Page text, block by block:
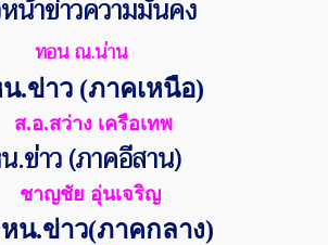
น้าข่าวความมั่นคง
ทอน ณ.น่าน
.ข่าว (ภาคเหนือ)
ส.อ.สว่าง เครือเทพ
.ข่าว (ภาคอีสาน)
ชาญชัย อุ่นเจริญ
หน.ข่าว(ภาคกลาง)